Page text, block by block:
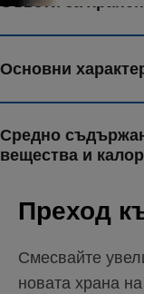
Основни
Средно
вещества и
Преход
Смесвайте
новата храна